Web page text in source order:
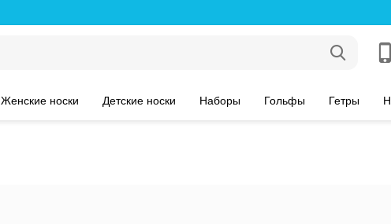
Женские носки Детские носки Наборы Гольфы Гетры